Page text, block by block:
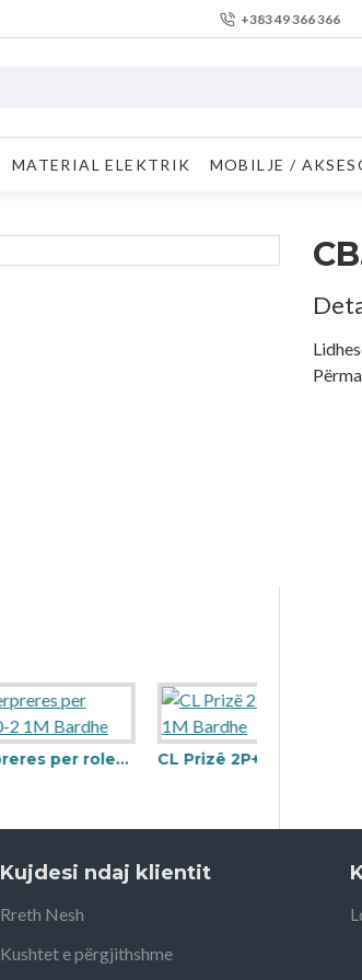
+383 49 366 366
MATERIAL ELEKTRIK MOBILJE /
CL Nderpreres per roleta 1-0-2 1M Bardhe
Kujdesi ndaj klientit
Rreth Nesh
Kushtet e përgjithshme